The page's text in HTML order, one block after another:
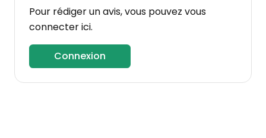
Pour rédiger un avis, vous pouvez vous
connecter ici.
Connexion